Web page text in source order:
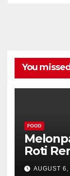
You missed
FOOD
Roti
AUGUST 6,